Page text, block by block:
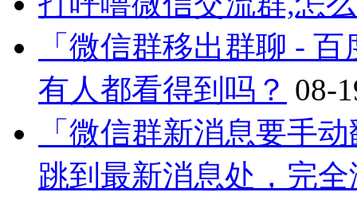
「微信群移出群聊 -
有人都看得到吗？ 08-
「微信群新消息要手
跳到最新消息处，完